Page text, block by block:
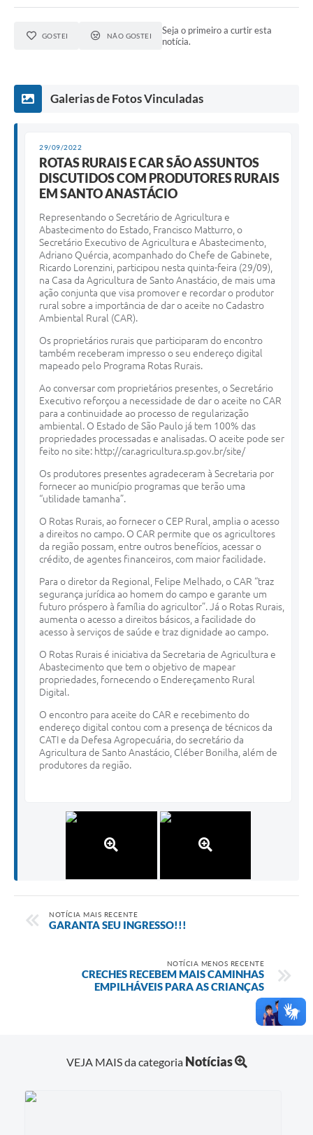
GOSTEI NÃO GOSTEI
Seja o primeiro a curtir esta
notícia.
Galerias de Fotos Vinculadas
29/09/2022
ROTAS RURAIS E CAR SÃO ASSUNTOS
DISCUTIDOS COM PRODUTORES RURAIS
EM SANTO ANASTÁCIO
Representando o Secretário de Agricultura e
Abastecimento do Estado, Francisco Matturro, o
Secretário Executivo de Agricultura e Abastecimento,
Adriano Quércia, acompanhado do Chefe de Gabinete,
Ricardo Lorenzini, participou nesta quinta-feira (29/09),
na Casa da Agricultura de Santo Anastácio, de mais uma
ação conjunta que visa promover e recordar o produtor
rural sobre a importância de dar o aceite no Cadastro
Ambiental Rural (CAR).
Os proprietários rurais que participaram do encontro
também receberam impresso o seu endereço digital
mapeado pelo Programa Rotas Rurais.
Ao conversar com proprietários presentes, o Secretário
Executivo reforçou a necessidade de dar o aceite no CAR
para a continuidade ao processo de regularização
ambiental. O Estado de São Paulo já tem 100% das
propriedades processadas e analisadas. O aceite pode ser
feito no site: http://car.agricultura.sp.gov.br/site/
Os produtores presentes agradeceram à Secretaria por
fornecer ao município programas que terão uma
“utilidade tamanha”.
O Rotas Rurais, ao fornecer o CEP Rural, amplia o acesso
a direitos no campo. O CAR permite que os agricultores
da região possam, entre outros benefícios, acessar o
crédito, de agentes financeiros, com maior facilidade.
Para o diretor da Regional, Felipe Melhado, o CAR “traz
segurança jurídica ao homem do campo e garante um
futuro próspero à família do agricultor”. Já o Rotas Rurais,
aumenta o acesso a direitos básicos, a facilidade do
acesso à serviços de saúde e traz dignidade ao campo.
O Rotas Rurais é iniciativa da Secretaria de Agricultura e
Abastecimento que tem o objetivo de mapear
propriedades, fornecendo o Endereçamento Rural
Digital.
O encontro para aceite do CAR e recebimento do
endereço digital contou com a presença de técnicos da
CATI e da Defesa Agropecuária, do secretário da
Agricultura de Santo Anastácio, Cléber Bonilha, além de
produtores da região.
NOTÍCIA MAIS RECENTE
GARANTA SEU INGRESSO!!!
NOTÍCIA MENOS RECENTE
CRECHES RECEBEM MAIS CAMINHAS
EMPILHÁVEIS PARA AS CRIANÇAS
VEJA MAIS da categoria Notícias